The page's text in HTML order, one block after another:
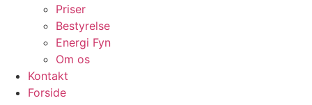
Priser
Bestyrelse
Energi Fyn
Om os
Kontakt
Forside